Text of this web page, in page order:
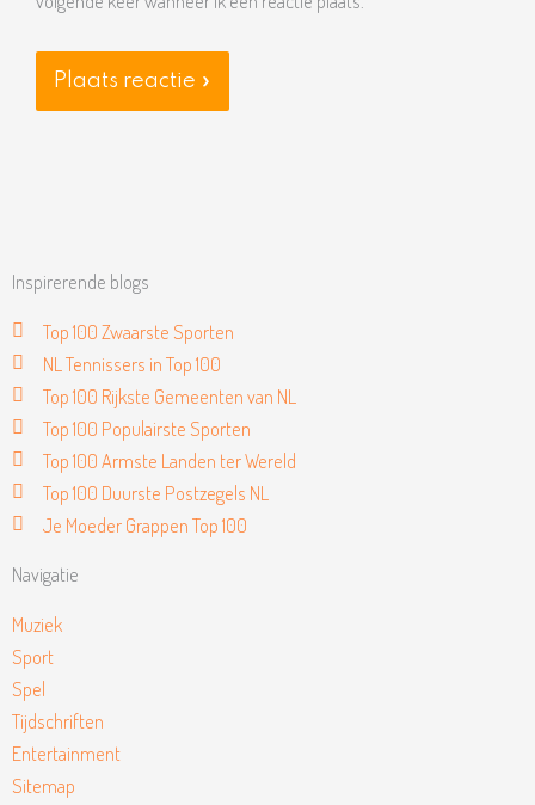
Inspirerende blogs
Top 100 Zwaarste Sporten
NL Tennissers in Top 100
Top 100 Rijkste Gemeenten van NL
Top 100 Populairste Sporten
Top 100 Armste Landen ter Wereld
Top 100 Duurste Postzegels NL
Je Moeder Grappen Top 100
Navigatie
Muziek
Sport
Spel
Tijdschriften
Entertainment
Sitemap